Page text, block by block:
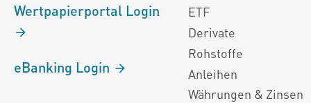
Wertpapierportal Login
eBanking Login
ETF
Derivate
Rohstoffe
Anleihen
Währungen & Zinsen